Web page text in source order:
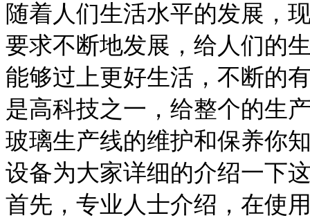
随着人们生活水平的发展，
要求不断地发展，给人们的
能够过上更好生活，不断的
是高科技之一，给整个的生
玻璃生产线的维护和保养你
设备为大家详细的介绍一下
首先，专业人士介绍，在使